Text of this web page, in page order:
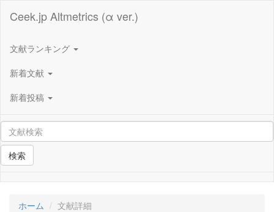
Ceek.jp Altmetrics (α ver.)
文献ランキング
新着文献
新着投稿
検索
ホーム 文献詳細